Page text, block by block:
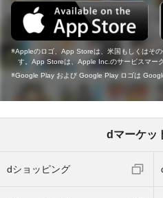
Appleのロゴ、App Storeは、米国もしくはそ
す。App Storeは、Apple Inc.のサービスマーク
Google Play および Google Play ロゴは
dマーケッ
dショッピング